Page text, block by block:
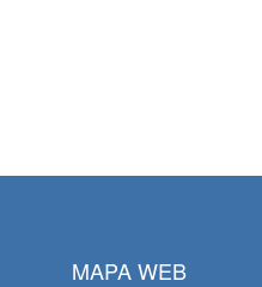
MAPA WEB